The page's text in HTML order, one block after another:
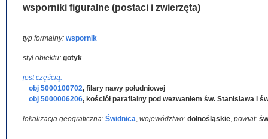
wsporniki figuralne (postaci i zwierzęta)
typ formalny: wspornik
styl obiektu: gotyk
jest częścią:
obj 5000100702, filary nawy południowej
obj 5000006206, kościół parafialny pod wezwaniem św. Stanisława i
lokalizacja geograficzna: Świdnica, województwo: dolnośląskie, powiat: